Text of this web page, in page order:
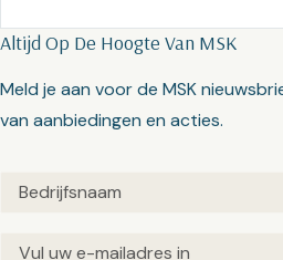
Altijd Op De Hoogte Van MSK
Meld je aan voor de MSK
van aanbiedingen en acties.
Untitled(Vereist)
Email(Vereist)